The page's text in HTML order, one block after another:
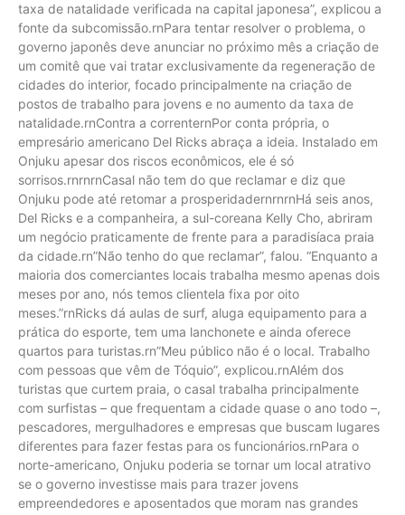
taxa de natalidade verificada na capital japonesa”, explicou a
fonte da subcomissão.rnPara tentar resolver o problema, o
governo japonês deve anunciar no próximo mês a criação de
um comitê que vai tratar exclusivamente da regeneração de
cidades do interior, focado principalmente na criação de
postos de trabalho para jovens e no aumento da taxa de
natalidade.rnContra a correnternPor conta própria, o
empresário americano Del Ricks abraça a ideia. Instalado em
Onjuku apesar dos riscos econômicos, ele é só
sorrisos.rnrnrnCasal não tem do que reclamar e diz que
Onjuku pode até retomar a prosperidadernrnrnHá seis anos,
Del Ricks e a companheira, a sul-coreana Kelly Cho, abriram
um negócio praticamente de frente para a paradisíaca praia
da cidade.rn”Não tenho do que reclamar”, falou. “Enquanto a
maioria dos comerciantes locais trabalha mesmo apenas dois
meses por ano, nós temos clientela fixa por oito
meses.”rnRicks dá aulas de surf, aluga equipamento para a
prática do esporte, tem uma lanchonete e ainda oferece
quartos para turistas.rn”Meu público não é o local. Trabalho
com pessoas que vêm de Tóquio”, explicou.rnAlém dos
turistas que curtem praia, o casal trabalha principalmente
com surfistas – que frequentam a cidade quase o ano todo –,
pescadores, mergulhadores e empresas que buscam lugares
diferentes para fazer festas para os funcionários.rnPara o
norte-americano, Onjuku poderia se tornar um local atrativo
se o governo investisse mais para trazer jovens
empreendedores e aposentados que moram nas grandes